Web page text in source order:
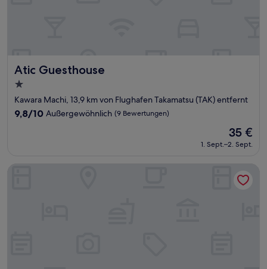
Atic Guesthouse
Atic Guesthouse
1.0-
Stern-
Unterkunft
Kawara Machi, 13,9 km von Flughafen Takamatsu (TAK) entfernt
9.8
Bewertungen)
9,8/10 Außergewöhnlich (9 Bewertungen)
Der
Preis
beträgt
35 €
1. Sept.–2. Sept.
Takamatsu Kokusai Hotel